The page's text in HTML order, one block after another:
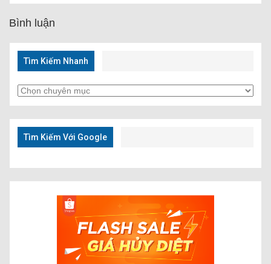
Bình luận
Tìm Kiếm Nhanh
Tìm
Kiếm
Nhanh
Tìm Kiếm Với Google